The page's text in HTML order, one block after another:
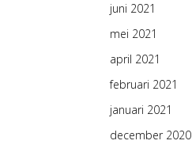
juni 2021
mei 2021
april 2021
februari 2021
januari 2021
december 2020